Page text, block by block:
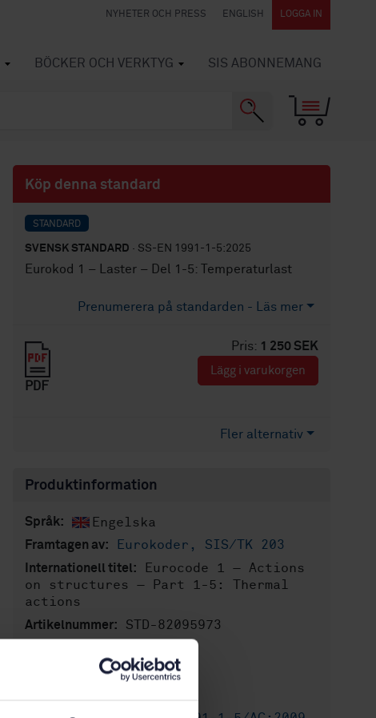
NYHETER OCH PRESS ENGLISH LOGGA IN
BÖCKER OCH VERKTYG SIS ABONNEMANG
Köp denna standard
STANDARD
SVENSK STANDARD · SS-EN 1991-1-5:2025
Eurokod 1 – Laster – Del 1-5: Temperaturlast
Prenumerera på standarden - Läs mer
Pris: 1 250 SEK
PDF
Lägg i varukorgen
Fler alternativ
Produktinformation
Språk: Engelska
Framtagen av: Eurokoder, SIS/TK 203
Internationell titel:
Eurocode 1 — Actions
on structures — Part 1-5: Thermal
actions
Artikelnummer: STD-82095973
2025-05-26